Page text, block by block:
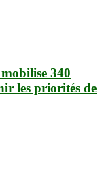
340
les priorités de